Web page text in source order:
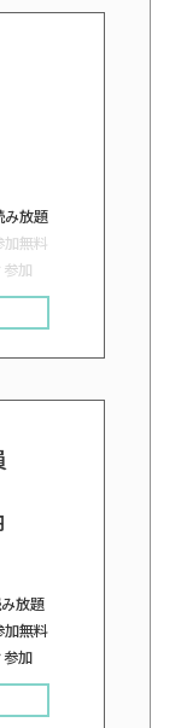
放題
無料
加
放題
加無料
参加